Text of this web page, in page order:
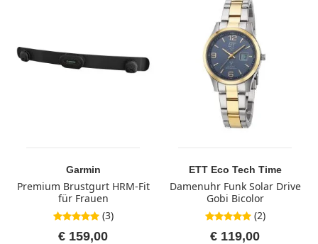
Garmin
Premium Brustgurt HRM-Fit
für Frauen
5,0 von 5 Sternen
(3)
€ 159,00
ETT Eco Tech Time
Damenuhr Funk Solar Drive
Gobi Bicolor
5,0 von 5 Sternen
(2)
€ 119,00